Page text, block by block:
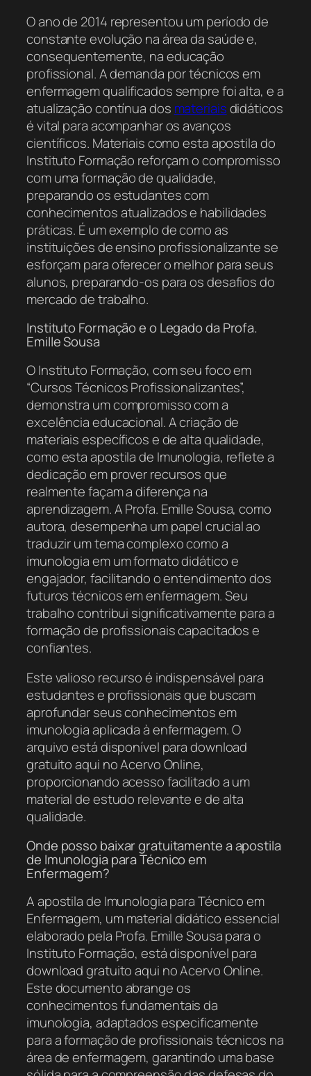
O ano de 2014 representou um período de
constante evolução na área da saúde e,
consequentemente, na educação
profissional. A demanda por técnicos em
enfermagem qualificados sempre foi alta, e a
atualização contínua dos materiaisdidáticos
é vital para acompanhar os avanços
científicos. Materiais como esta apostila do
Instituto Formação reforçam o compromisso
com uma formação de qualidade,
preparando os estudantes com
conhecimentos atualizados e habilidades
práticas. É um exemplo de como as
instituições de ensino profissionalizante se
esforçam para oferecer o melhor para seus
alunos, preparando-os para os desafios do
mercado de trabalho.
Instituto Formação e o Legado da Profa.
Emille Sousa
O Instituto Formação, com seu foco em
“Cursos Técnicos Profissionalizantes”,
demonstra um compromisso com a
excelência educacional. A criação de
materiais específicos e de alta qualidade,
como esta apostila de Imunologia, reflete a
dedicação em prover recursos que
realmente façam a diferença na
aprendizagem. A Profa. Emille Sousa, como
autora, desempenha um papel crucial ao
traduzir um tema complexo como a
imunologia em um formato didático e
engajador, facilitando o entendimento dos
futuros técnicos em enfermagem. Seu
trabalho contribui significativamente para a
formação de profissionais capacitados e
confiantes.
Este valioso recurso é indispensável para
estudantes e profissionais que buscam
aprofundar seus conhecimentos em
imunologia aplicada à enfermagem. O
arquivo está disponível para download
gratuito aqui no Acervo Online,
proporcionando acesso facilitado a um
material de estudo relevante e de alta
qualidade.
Onde posso baixar gratuitamente a apostila
de Imunologia para Técnico em
Enfermagem?
A apostila de Imunologia para Técnico em
Enfermagem, um material didático essencial
elaborado pela Profa. Emille Sousa para o
Instituto Formação, está disponível para
download gratuito aqui no Acervo Online.
Este documento abrange os
conhecimentos fundamentais da
imunologia, adaptados especificamente
para a formação de profissionais técnicos na
área de enfermagem, garantindo uma base